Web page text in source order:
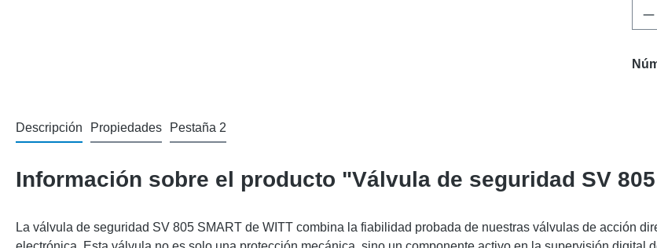
Descripción Propiedades Pestaña 2
Información sobre el producto "Válvula de seguridad SV
La válvula de seguridad SV 805 SMART de WITT combina la fiabilidad probada de nuestras válvulas de acción